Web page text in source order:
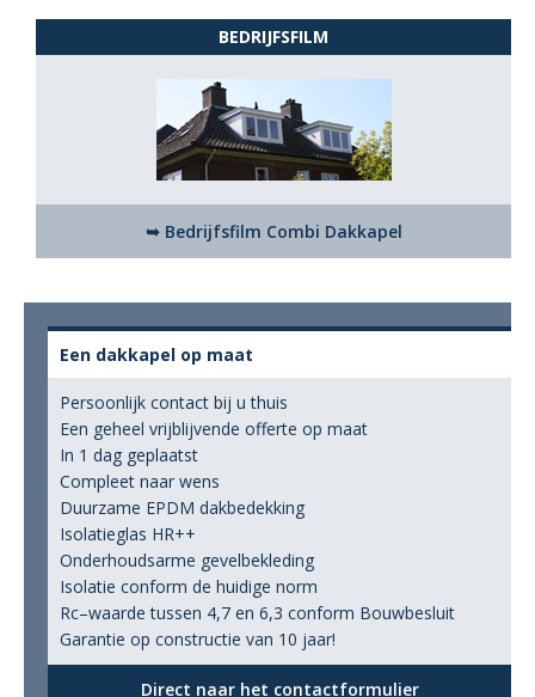
BEDRIJFSFILM
➥ Bedrijfsfilm Combi Dakkapel
Een dakkapel op maat
Persoonlijk contact bij u thuis
Een geheel vrijblijvende offerte op maat
In 1 dag geplaatst
Compleet naar wens
Duurzame EPDM dakbedekking
Isolatieglas HR++
Onderhoudsarme gevelbekleding
Isolatie conform de huidige norm
Rc–waarde tussen 4,7 en 6,3 conform Bouwbesluit
Garantie op constructie van 10 jaar!
Direct naar het contactformulier